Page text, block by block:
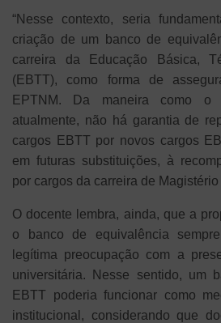
“Nesse contexto, seria
criação de um banco de
carreira da Educação Básica,
(EBTT), como forma de
EPTNM. Da maneira como o
atualmente, não há garantia de
cargos EBTT por novos cargos
em futuras substituições, à
por cargos da carreira de
O docente lembra, ainda, que a
o banco de equivalência
legítima preocupação com a
universitária. Nesse sentido, um
EBTT poderia funcionar como
institucional, considerando que